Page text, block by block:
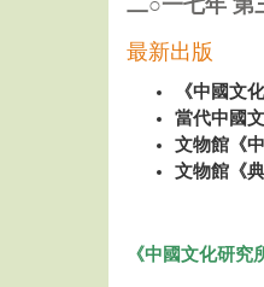
二○一七年 第
最新出版
《中國文
當代中國
文物館《
文物館《
《中國文化研